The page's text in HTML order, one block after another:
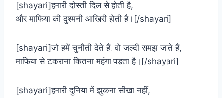
[shayari]हमारी दोस्ती दिल से होती है,
और माफिया की दुश्मनी आखिरी होती है।[/shayari]
[shayari]जो हमें चुनौती देते हैं, वो जल्दी समझ जाते हैं,
माफिया से टकराना कितना महंगा पड़ता है।[/shayari]
[shayari]हमारी दुनिया में झुकना सीखा नहीं,